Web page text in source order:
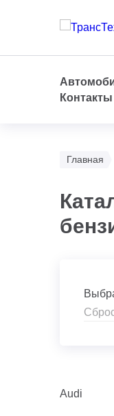
Контакты
Главная
Audi